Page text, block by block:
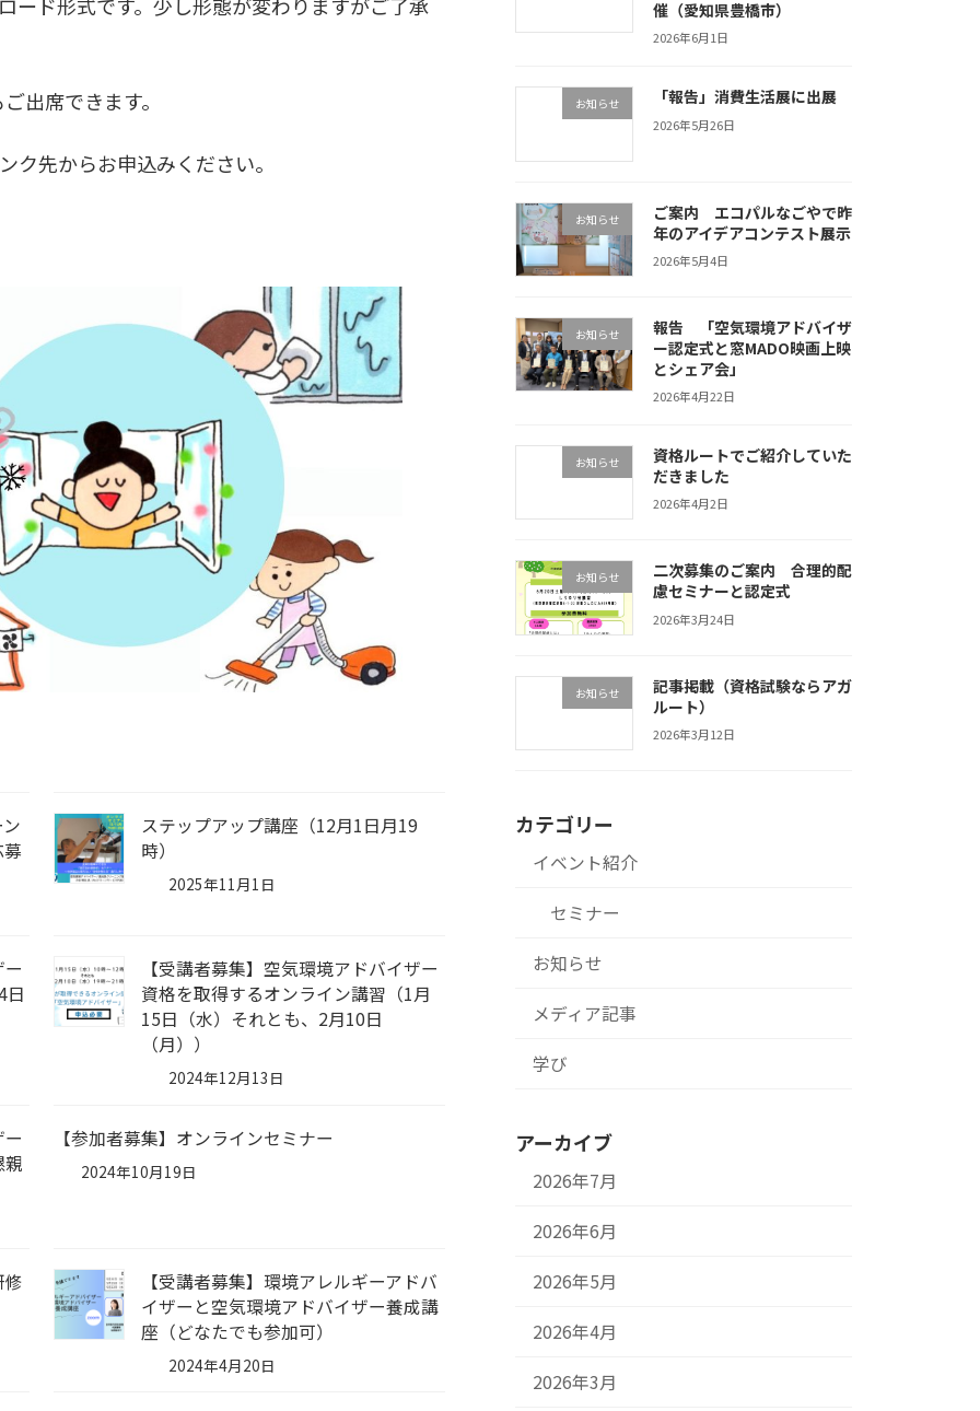
出席できます。
先からお申込みください。
ステップアップ講座（12月1日月19
時）
2025年11月1日
日
【受講者募集】空気環境アドバイザー
資格を取得するオンライン講習（1月
15日（水）それとも、2月10日
（月））
2024年12月13日
親
【参加者募集】オンラインセミナー
2024年10月19日
【受講者募集】環境アレルギーアドバ
イザーと空気環境アドバイザー養成講
座（どなたでも参加可）
2024年4月20日
催（愛知県豊橋市）
2026年6月1日
お知らせ 「報告」消費生活展に出展
2026年5月26日
お知らせ
ご案内 エコパルなごやで昨
年のアイデアコンテスト展示
2026年5月4日
お知らせ
報告 「空気環境アドバイザ
ー認定式と窓MADO映画上映
とシェア会」
2026年4月22日
お知らせ
資格ルートでご紹介していた
だきました
2026年4月2日
お知らせ
二次募集のご案内 合理的配
慮セミナーと認定式
2026年3月24日
お知らせ
記事掲載（資格試験ならアガ
ルート）
2026年3月12日
カテゴリー
イベント紹介
セミナー
お知らせ
メディア記事
学び
アーカイブ
2026年7月
2026年6月
2026年5月
2026年4月
2026年3月